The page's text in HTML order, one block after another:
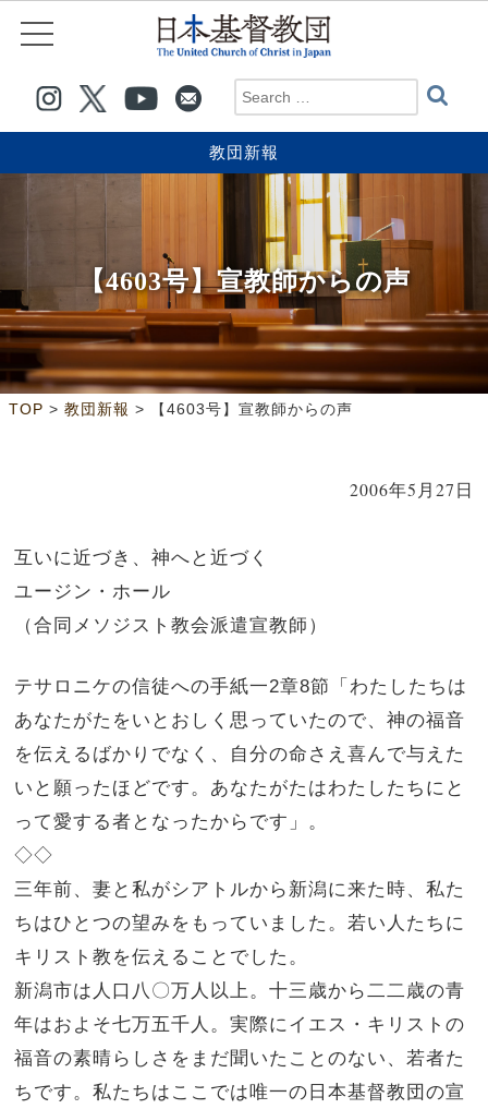
教団新報
【4603号】宣教師からの声
TOP > 教団新報 > 【4603号】宣教師からの声
2006年5月27日
互いに近づき、神へと近づく
ユージン・ホール
（合同メソジスト教会派遣宣教師）
テサロニケの信徒への手紙一2章8節「わたしたちは
あなたがたをいとおしく思っていたので、神の福音
を伝えるばかりでなく、自分の命さえ喜んで与えた
いと願ったほどです。あなたがたはわたしたちにと
って愛する者となったからです」。
◇◇
三年前、妻と私がシアトルから新潟に来た時、私た
ちはひとつの望みをもっていました。若い人たちに
キリスト教を伝えることでした。
新潟市は人口八〇万人以上。十三歳から二二歳の青
年はおよそ七万五千人。実際にイエス・キリストの
福音の素晴らしさをまだ聞いたことのない、若者た
ちです。私たちはここでは唯一の日本基督教団の宣